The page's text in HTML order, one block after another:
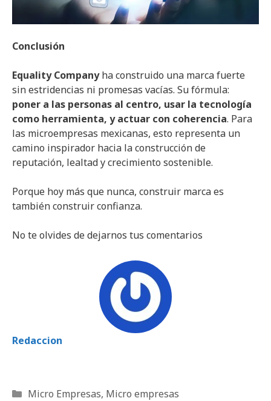
Conclusión
Equality Companyha construido una marca fuerte
sin estridencias ni promesas vacías. Su fórmula:
poner a las personas al centro, usar la tecnología
como herramienta, y actuar con coherencia. Para
las microempresas mexicanas, esto representa un
camino inspirador hacia la construcción de
reputación, lealtad y crecimiento sostenible.
Porque hoy más que nunca, construir marca es
también construir confianza.
No te olvides de dejarnos tus comentarios
Redaccion
Categorías
Micro Empresas, Micro empresas